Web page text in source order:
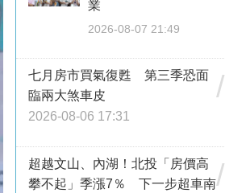
業
2026-08-07 21:49
七月房市買氣復甦 第三季恐面
臨兩大煞車皮
2026-08-06 17:31
/
超越文山、內湖！北投「房價高
攀不起」季漲7％ 下一步超車南/